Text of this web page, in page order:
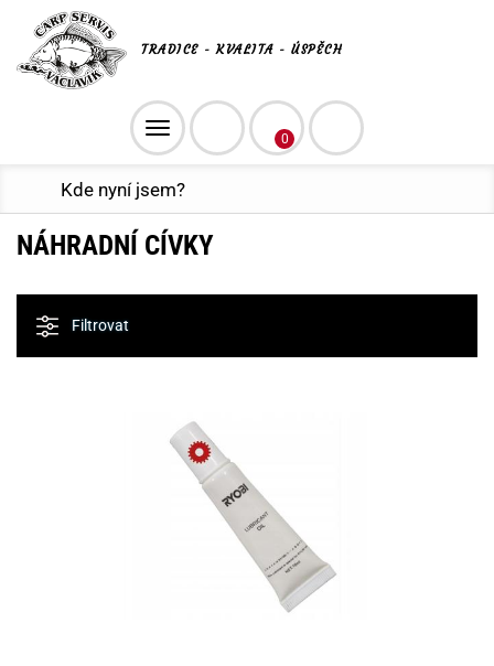
TRADICE - KVALITA - ÚSPĚCH
Toggle
navigation
0
Kde nyní jsem?
NÁHRADNÍ CÍVKY
Filtrovat